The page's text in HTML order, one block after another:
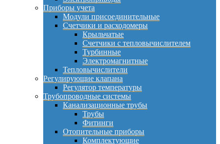
Приборы учета
Модули присоединительные
Счетчики и расходомеры
Крыльчатые
Счетчики с тепловычислителем
Турбинные
Электромагнитные
Тепловычислители
Регулирующие клапана
Регулятор температуры
Трубопроводные системы
Канализационные трубы
Трубы
Фитинги
Отопительные приборы
Комплектующие